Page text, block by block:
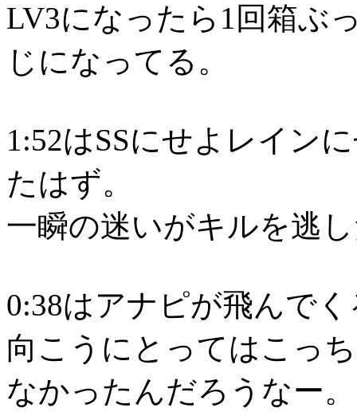
LV3になったら1回箱ぶ
じになってる。
1:52はSSにせよレイン
たはず。
一瞬の迷いがキルを逃
0:38はアナピが飛んで
向こうにとってはこっ
なかったんだろうなー。